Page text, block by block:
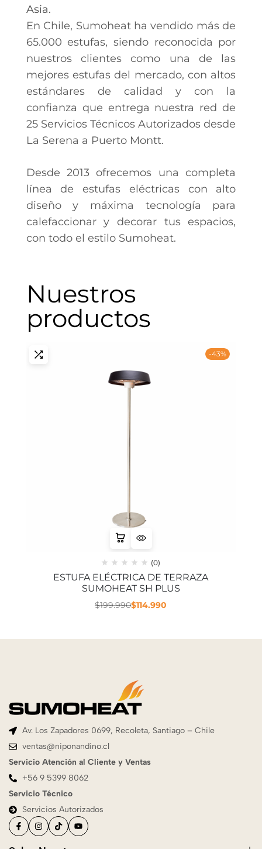
Asia.
En Chile, Sumoheat ha vendido más de
65.000 estufas, siendo reconocida por
nuestros clientes como una de las
mejores estufas del mercado, con altos
estándares de calidad y con la
confianza que entrega nuestra red de
25 Servicios Técnicos Autorizados desde
La Serena a Puerto Montt.
Desde 2013 ofrecemos una completa
línea de estufas eléctricas con alto
diseño y máxima tecnología para
calefaccionar y decorar tus espacios,
con todo el estilo Sumoheat.
Nuestros
productos
-43%
(0)
ESTUFA ELÉCTRICA DE TERRAZA
SUMOHEAT SH PLUS
$199.990$114.990
Av. Los Zapadores 0699, Recoleta, Santiago – Chile
ventas@niponandino.cl
Servicio Atención al Cliente y Ventas
+56 9 5399 8062
Servicio Técnico
Servicios Autorizados